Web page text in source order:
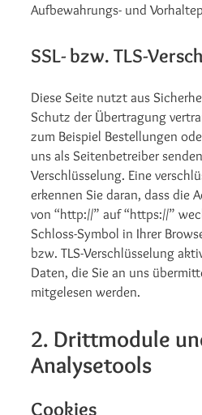
Aufbewahrungs- und
SSL- bzw. TLS-
Diese Seite nutzt aus
Schutz der Übertragung
zum Beispiel Bestellungen
uns als Seitenbetreiber
Verschlüsselung. Eine
erkennen Sie daran, dass die
von “http://” auf “https://”
Schloss-Symbol in Ihrer
bzw. TLS-Verschlüsselung
Daten, die Sie an uns
mitgelesen werden.
2. Drittmodule
Analysetools
Cookies